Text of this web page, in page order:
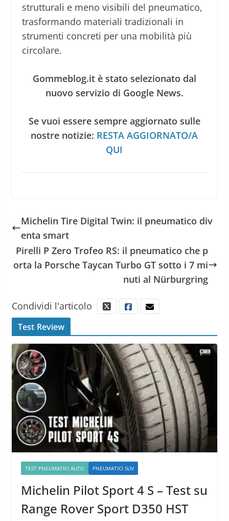
strutturali e meno visibili del pneumatico,
trasformando materiali tradizionali in
strumenti concreti per una mobilità più
circolare.
Gommeblog.it è stato selezionato dal
nuovo servizio di Google News.
Se vuoi essere sempre aggiornato sulle
nostre notizie: RESTA AGGIORNATO/A
QUI
Michelin Tire Digital Twin: il pneumatico div
enta smart
Pirelli P Zero Trofeo RS: il pneumatico che p
orta la Porsche Taycan Turbo GT sotto i 7 mi
nuti al Nürburgring
Condividi l'articolo
Test Review
TEST PNEUMATICI AUTO PNEUMATICI SUV
Michelin Pilot Sport 4 S – Test su
Range Rover Sport D350 HST